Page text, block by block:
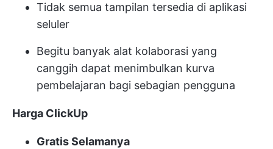
Tidak semua tampilan tersedia di aplikasi
seluler
Begitu banyak alat kolaborasi yang
canggih dapat menimbulkan kurva
pembelajaran bagi sebagian pengguna
Harga ClickUp
Gratis Selamanya